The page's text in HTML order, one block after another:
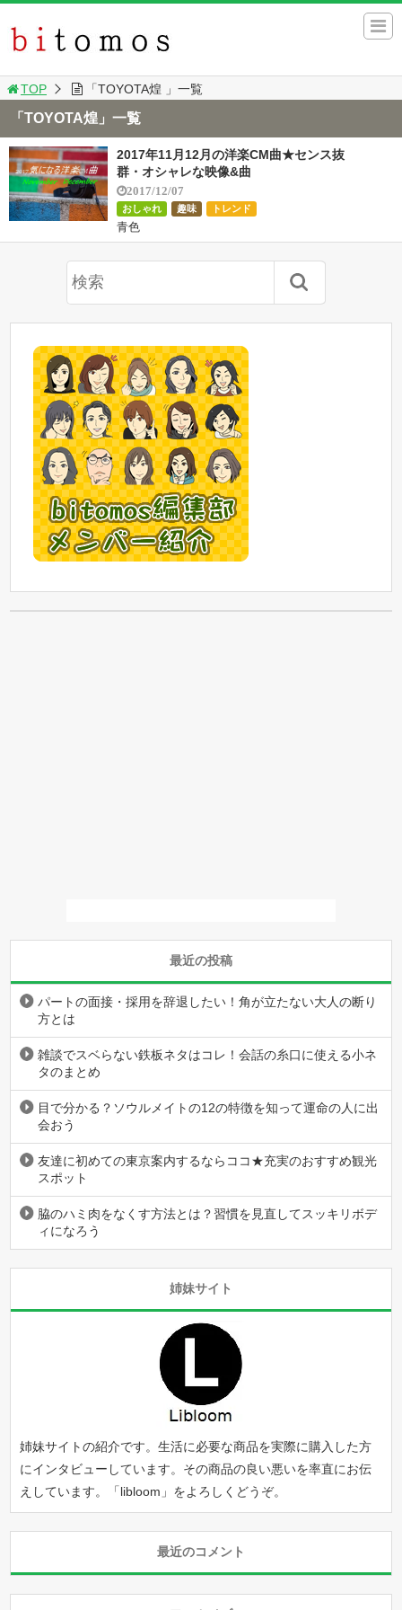
TOP 「TOYOTA煌 」一覧
「TOYOTA煌」一覧
2017年11月12月の洋楽CM曲★センス抜
群・オシャレな映像&曲
2017/12/07
おしゃれ 趣味 トレンド
青色
最近の投稿
パートの面接・採用を辞退したい！角が立たない大人の断り
方とは
雑談でスベらない鉄板ネタはコレ！会話の糸口に使える小ネ
タのまとめ
目で分かる？ソウルメイトの12の特徴を知って運命の人に出
会おう
友達に初めての東京案内するならココ★充実のおすすめ観光
スポット
脇のハミ肉をなくす方法とは？習慣を見直してスッキリボデ
ィになろう
姉妹サイト
姉妹サイトの紹介です。生活に必要な商品を実際に購入した方
にインタビューしています。その商品の良い悪いを率直にお伝
えしています。「libloom 」をよろしくどうぞ。
最近のコメント